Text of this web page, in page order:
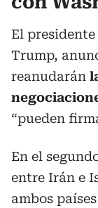
El
Trump,
reanudarán
“pueden
En el
entre Irán e
ambos